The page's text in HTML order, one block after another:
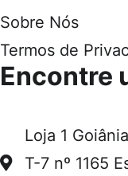
Sobre Nós
Termos de
Encontre
Loja 1
T-7 nº 1165